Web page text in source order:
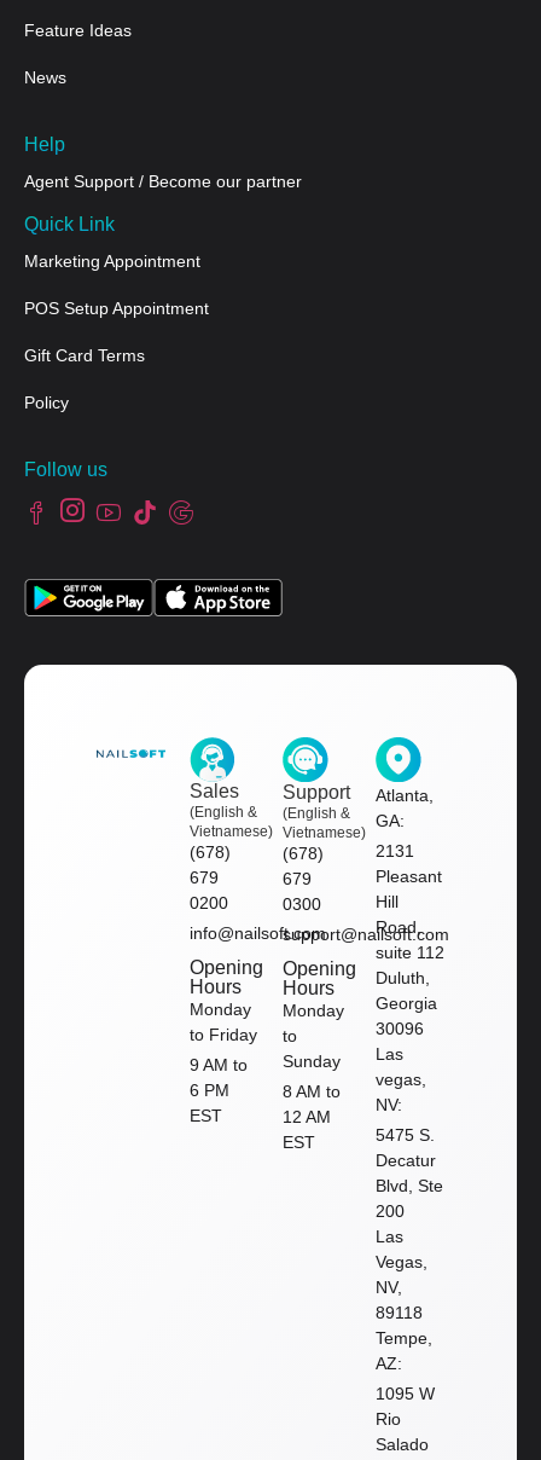
Feature Ideas
News
Help
Agent Support / Become our partner
Quick Link
Marketing Appointment
POS Setup Appointment
Gift Card Terms
Policy
Follow us
Sales
(English &
Vietnamese)
(678)
679
0200
info@nailsoft.com
Opening
Hours
Monday
to Friday
9 AM to
6 PM
EST
Support
(English &
Vietnamese)
(678)
679
0300
support@nailsoft.com
Opening
Hours
Monday
to
Sunday
8 AM to
12 AM
EST
Atlanta,
GA:
2131
Pleasant
Hill
Road,
suite 112
Duluth,
Georgia
30096
Las
vegas,
NV:
5475 S.
Decatur
Blvd, Ste
200
Las
Vegas,
NV,
89118
Tempe,
AZ:
1095 W
Rio
Salado